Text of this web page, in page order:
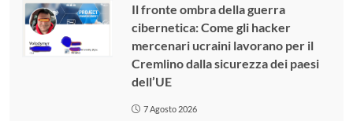
Il fronte ombra della guerra
cibernetica: Come gli hacker
mercenari ucraini lavorano per il
Cremlino dalla sicurezza dei paesi
dell’UE
7 Agosto 2026